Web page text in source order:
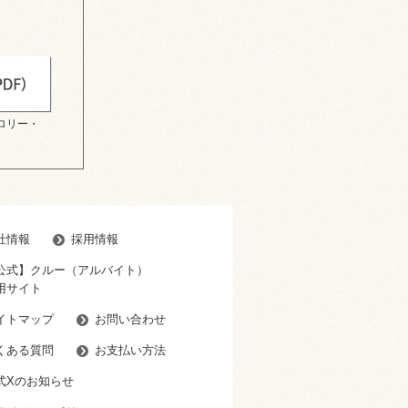
リー・
情報 採用情報
式】クルー（アルバイト）
サイト
トマップ お問い合わせ
ある質問 お支払い方法
Xのお知らせ